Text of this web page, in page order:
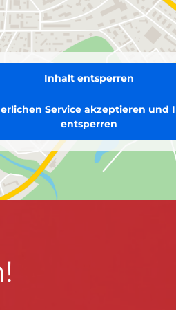
Inhalt entsperren
Service akzeptieren und
entsperren